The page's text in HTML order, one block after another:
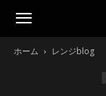
ホーム レンジblog